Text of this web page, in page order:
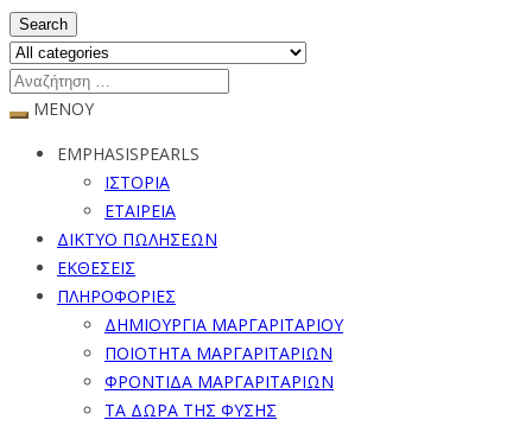
Search
ΜΕΝΟΥ
EMPHASISPEARLS
ΙΣΤΟΡΙΑ
ΕΤΑΙΡΕΙΑ
ΔΙΚΤΥΟ ΠΩΛΗΣΕΩΝ
ΕΚΘΕΣΕΙΣ
ΠΛΗΡΟΦΟΡΙΕΣ
ΔΗΜΙΟΥΡΓΙΑ ΜΑΡΓΑΡΙΤΑΡΙΟΥ
ΠΟΙΟΤΗΤΑ ΜΑΡΓΑΡΙΤΑΡΙΩΝ
ΦΡΟΝΤΙΔΑ ΜΑΡΓΑΡΙΤΑΡΙΩΝ
ΤΑ ΔΩΡΑ ΤΗΣ ΦΥΣΗΣ